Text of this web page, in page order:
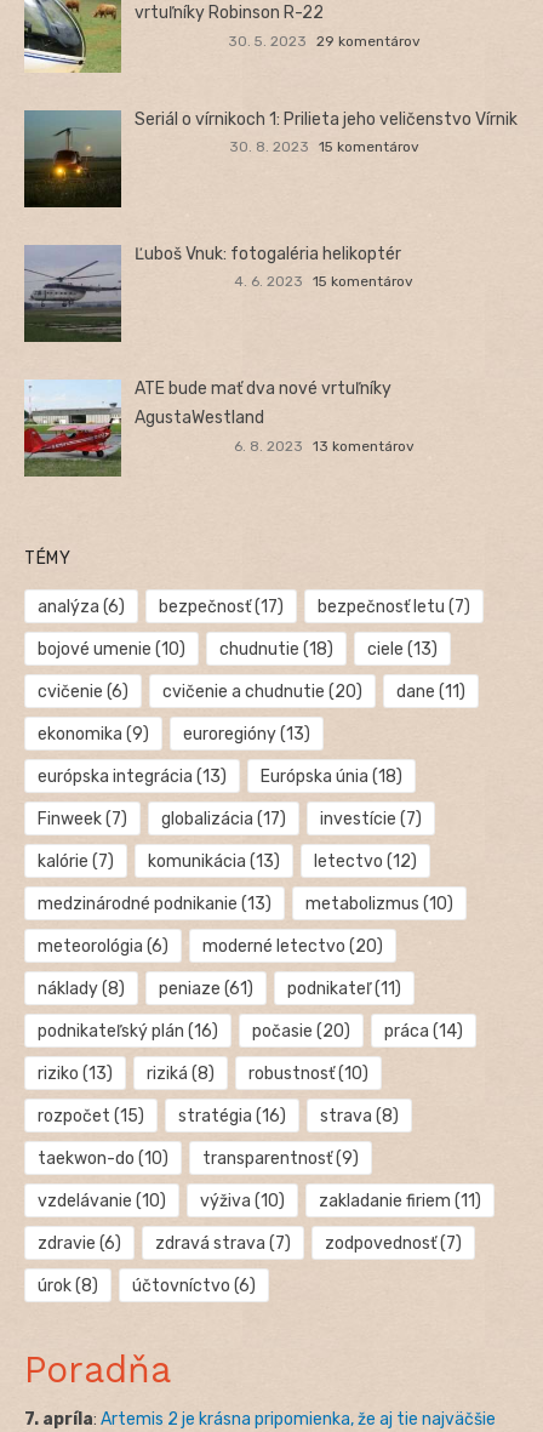
vrtuľníky Robinson R-22
30. 5. 2023 29 komentárov
Seriál o vírnikoch 1: Prilieta jeho veličenstvo Vírnik
30. 8. 2023 15 komentárov
Ľuboš Vnuk: fotogaléria helikoptér
4. 6. 2023 15 komentárov
ATE bude mať dva nové vrtuľníky
AgustaWestland
6. 8. 2023 13 komentárov
TÉMY
analýza (6) bezpečnosť(17) bezpečnosť letu (7)
bojové umenie (10) chudnutie (18) ciele (13)
cvičenie (6) cvičenie a chudnutie (20) dane (11)
ekonomika (9) euroregióny(13)
európska integrácia (13) Európska únia (18)
Finweek(7) globalizácia (17) investície (7)
kalórie (7) komunikácia (13) letectvo (12)
medzinárodné podnikanie (13) metabolizmus (10)
meteorológia (6) moderné letectvo (20)
náklady(8) peniaze (61) podnikateľ(11)
podnikateľský plán (16) počasie (20) práca (14)
riziko (13) riziká (8) robustnosť(10)
rozpočet (15) stratégia (16) strava (8)
taekwon-do (10) transparentnosť(9)
vzdelávanie (10) výživa (10) zakladanie firiem (11)
zdravie (6) zdravá strava (7) zodpovednosť(7)
úrok(8) účtovníctvo (6)
Poradňa
7. apríla: Artemis 2 je krásna pripomienka, že aj tie najväčšie